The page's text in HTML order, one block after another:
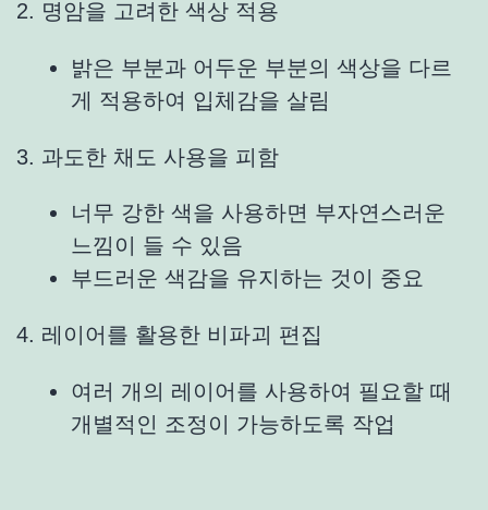
2. 명암을 고려한 색상 적용
밝은 부분과 어두운 부분의 색상을 다르
게 적용하여 입체감을 살림
3. 과도한 채도 사용을 피함
너무 강한 색을 사용하면 부자연스러운
느낌이 들 수 있음
부드러운 색감을 유지하는 것이 중요
4. 레이어를 활용한 비파괴 편집
여러 개의 레이어를 사용하여 필요할 때
개별적인 조정이 가능하도록 작업